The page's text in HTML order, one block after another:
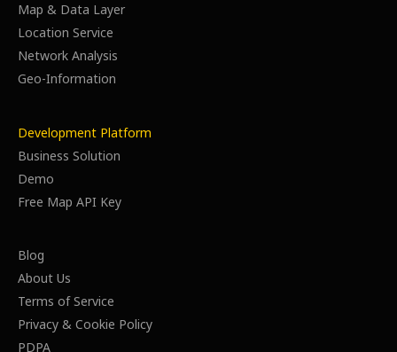
Map & Data Layer
Location Service
Network Analysis
Geo-Information
Development Platform
Business Solution
Demo
Free Map API Key
Blog
About Us
Terms of Service
Privacy & Cookie Policy
PDPA